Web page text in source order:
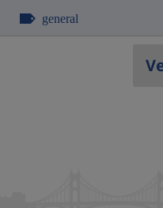
general